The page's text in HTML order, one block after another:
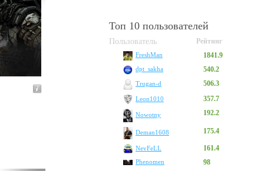
Топ 10 пользователей
Пользователь Рейтинг
FreshMan 1841.9
dpt_sakha 540.2
Trugan-d 506.3
Leon1010 357.7
Nowotny 192.2
Deman1608 175.4
NevFeLL 161.4
Phenomen 98